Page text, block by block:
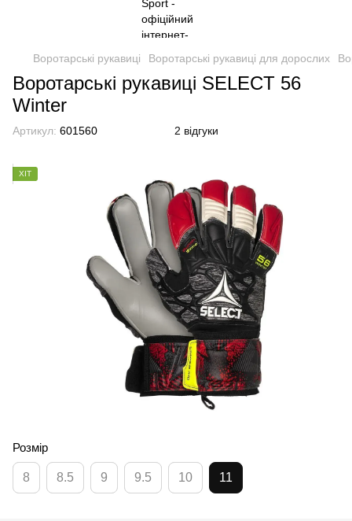
Воротарські рукавиці Воротарські рукавиці для дорослих
Воротарські рукавиці SELECT 56
Winter
Артикул: 601560 2 відгуки
ХІТ
Розмір
8 8.5 9 9.5 10 11